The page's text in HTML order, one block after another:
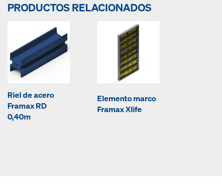
PRODUCTOS RELACIONADOS
Riel de acero
Framax RD
0,40m
Elemento marco
Framax Xlife